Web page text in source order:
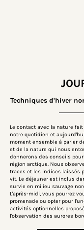
Techniques d'hiver
Le contact avec la nature
notre quotidien et
moment ensemble à parler
et de la nature qui nous
donnerons des conseils
région arctique. Nous
traces et les indices laissés
vit. Le déjeuner est inclus
survie en milieu sauvage
L'après-midi, vous pourrez
promenade ou opter pour
activités optionnelles
l'observation des aurores